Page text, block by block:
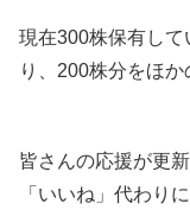
現在300株保有し
り、200株分をほか
皆さんの応援が更
「いいね」代わり